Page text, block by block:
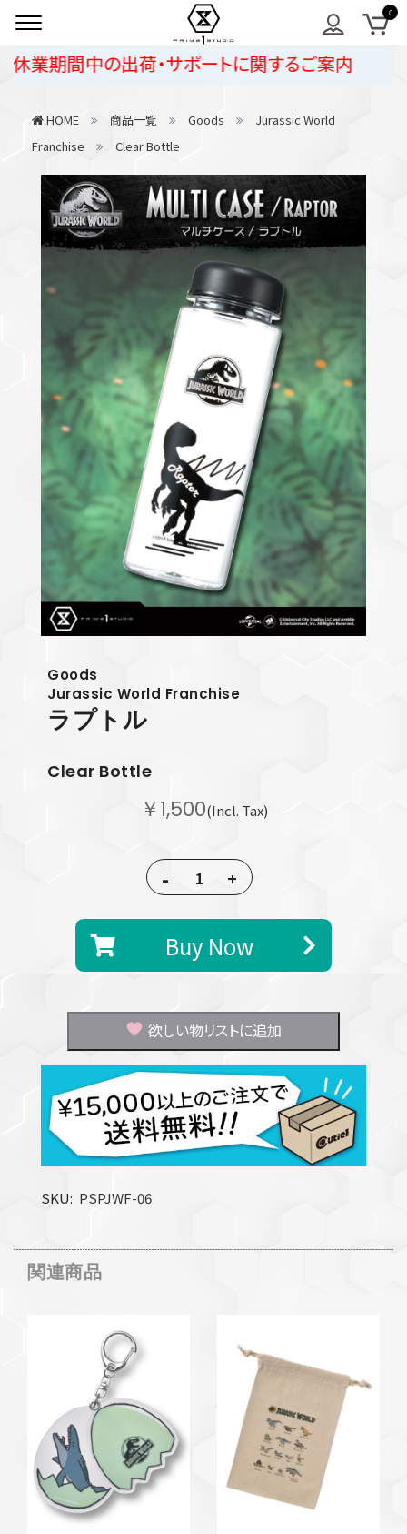
間中の出荷・サポートに関するご案内
HOME 商品一覧 Goods
Jurassic World
Franchise
Clear Bottle
Goods
Jurassic World Franchise
ラプトル
Clear Bottle
￥1,500(Incl. Tax)
- +
Buy Now
欲しい物リストに追加
SKU PSPJWF-06
関連商品